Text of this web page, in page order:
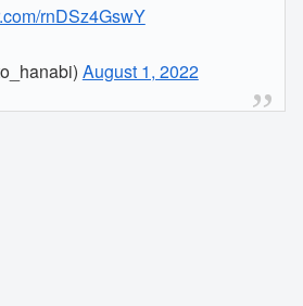
rnDSz4GswY
August 1, 2022